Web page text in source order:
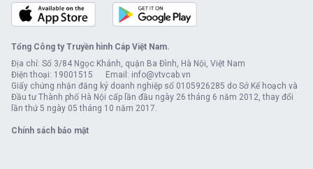
Tổng Công ty Truyền hình Cáp Việt Nam.
Địa chỉ: Số 3/84 Ngọc Khánh, quận Ba Đình, Hà Nội, Việt Nam
Điện thoại: 19001515 Email: info@vtvcab.vn
Giấy chứng nhận đăng ký doanh nghiệp số 0105926285 do Sở Kế hoạch và
Đầu tư Thành phố Hà Nội cấp lần đầu ngày 26 tháng 6 năm 2012, thay đổi
lần thứ 5 ngày 05 tháng 10 năm 2017.
Chính sách bảo mật